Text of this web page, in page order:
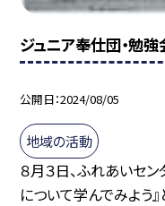
ジュニア奉仕団・勉強
公開日 2024/08/05
地域の活動
８月３日、ふれあいセ
について学んでみよう』